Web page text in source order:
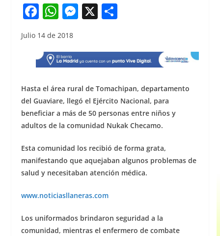
F
c
e
b
o
o
k
W
at
s
A
p
p
M
e
n
g
er
X S
e
Julio 14 de 2018
Hasta el área rural de Tomachipan, departamento
del Guaviare, llegó el Ejército Nacional, para
beneficiar a más de 50 personas entre niños y
adultos de la comunidad Nukak Checamo.
Esta comunidad los recibió de forma grata,
manifestando que aquejaban algunos problemas de
salud y necesitaban atención médica.
www.noticiasllaneras.com
Los uniformados brindaron seguridad a la
comunidad, mientras el enfermero de combate